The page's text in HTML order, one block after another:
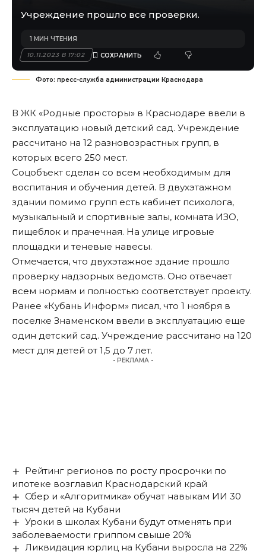
Учреждение прошло все проверки.
10.11.2023 В 17:02
1 МИН ЧТЕНИЯ
Фото: пресс-служба администрации Краснодара
В ЖК «Родные просторы» в Краснодаре ввели в
эксплуатацию новый детский сад. Учреждение
рассчитано на 12 разновозрастных групп, в
которых всего 250 мест.
Соцобъект сделан со всем необходимым для
воспитания и обучения детей. В двухэтажном
здании помимо групп есть кабинет психолога,
музыкальный и спортивные залы, комната ИЗО,
пищеблок и прачечная. На улице игровые
площадки и теневые навесы.
Отмечается, что двухэтажное здание прошло
проверку надзорных ведомств. Оно отвечает
всем нормам и полностью соответствует проекту.
Ранее «Кубань Информ» писал, что 1 ноября в
поселке Знаменском ввели в эксплуатацию еще
один детский сад. Учреждение рассчитано на 120
мест для детей от 1,5 до 7 лет.
- РЕКЛАМА -
Рейтинг регионов по росту просрочки по
ипотеке возглавил Краснодарский край
Сбер и «Алгоритмика» обучат навыкам ИИ 30
тысяч детей на Кубани
Уроки в школах Кубани будут отменять при
заболеваемости гриппом свыше 20%
Ликвидация юрлиц на Кубани выросла на 22%